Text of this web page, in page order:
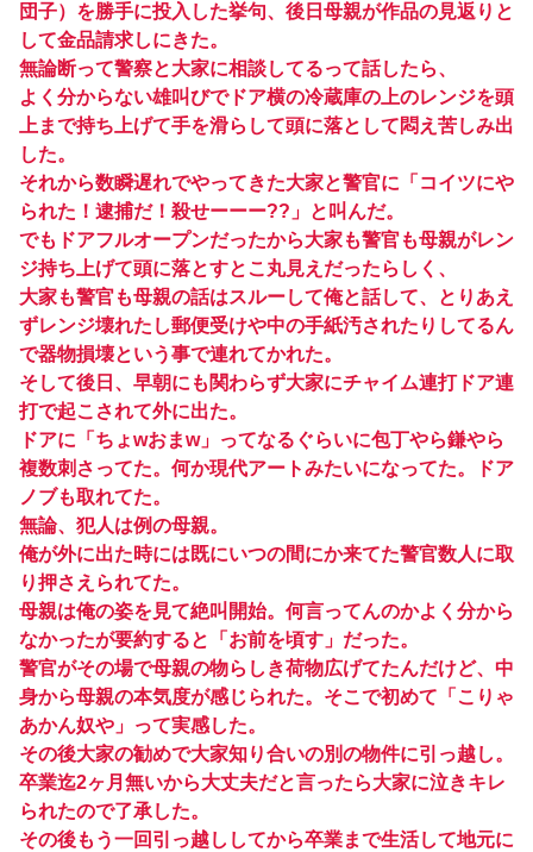
団子）を勝手に投入した挙句、後日母親が作品の見返りと
して金品請求しにきた。
無論断って警察と大家に相談してるって話したら、
よく分からない雄叫びでドア横の冷蔵庫の上のレンジを頭
上まで持ち上げて手を滑らして頭に落として悶え苦しみ出
した。
それから数瞬遅れでやってきた大家と警官に「コイツにや
られた！逮捕だ！殺せーーー??」と叫んだ。
でもドアフルオープンだったから大家も警官も母親がレン
ジ持ち上げて頭に落とすとこ丸見えだったらしく、
大家も警官も母親の話はスルーして俺と話して、とりあえ
ずレンジ壊れたし郵便受けや中の手紙汚されたりしてるん
で器物損壊という事で連れてかれた。
そして後日、早朝にも関わらず大家にチャイム連打ドア連
打で起こされて外に出た。
ドアに「ちょwおまw」ってなるぐらいに包丁やら鎌やら
複数刺さってた。何か現代アートみたいになってた。ドア
ノブも取れてた。
無論、犯人は例の母親。
俺が外に出た時には既にいつの間にか来てた警官数人に取
り押さえられてた。
母親は俺の姿を見て絶叫開始。何言ってんのかよく分から
なかったが要約すると「お前を頃す」だった。
警官がその場で母親の物らしき荷物広げてたんだけど、中
身から母親の本気度が感じられた。そこで初めて「こりゃ
あかん奴や」って実感した。
その後大家の勧めで大家知り合いの別の物件に引っ越し。
卒業迄2ヶ月無いから大丈夫だと言ったら大家に泣きキレ
られたので了承した。
その後もう一回引っ越ししてから卒業まで生活して地元に